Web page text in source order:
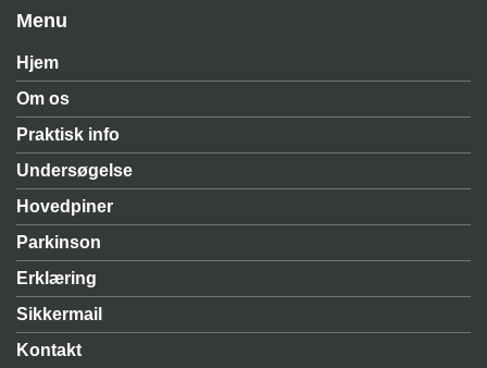
Menu
Hjem
Om os
Praktisk info
Undersøgelse
Hovedpiner
Parkinson
Erklæring
Sikkermail
Kontakt